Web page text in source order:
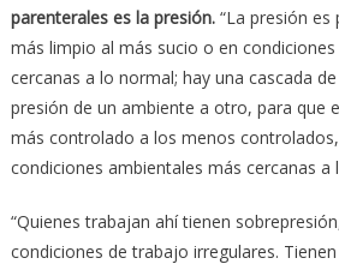
parenterales es la presión.“La presión es
más limpio al más sucio o en
cercanas a lo normal; hay una cascada
presión de un ambiente a otro, para que
más controlado a los menos
condiciones ambientales más cercanas a
“Quienes trabajan ahí tienen
condiciones de trabajo irregulares.